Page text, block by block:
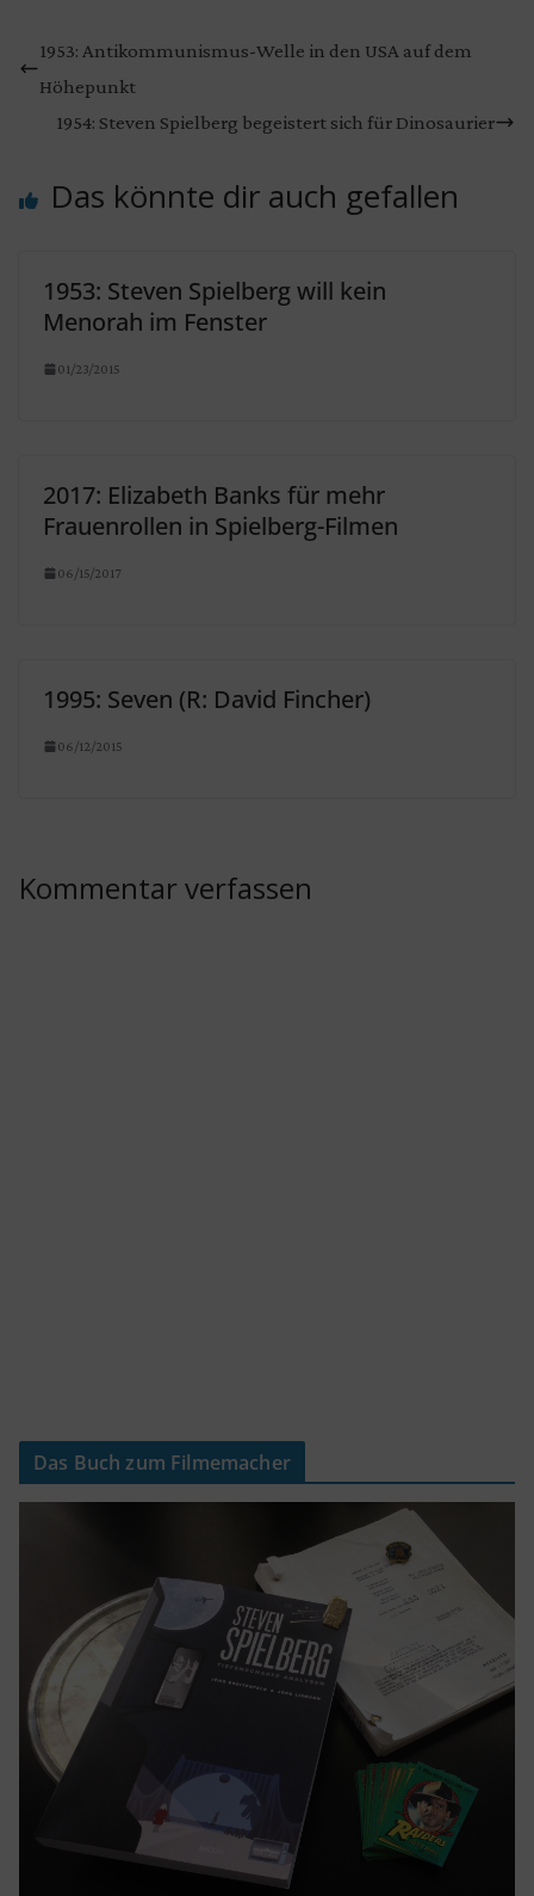
1953: Antikommunismus-Welle in den USA auf dem
Höhepunkt
1954: Steven Spielberg begeistert sich für Dinosaurier
Das könnte dir auch gefallen
1953: Steven Spielberg will kein
Menorah im Fenster
01/23/2015
2017: Elizabeth Banks für mehr
Frauenrollen in Spielberg-Filmen
06/15/2017
1995: Seven (R: David Fincher)
06/12/2015
Kommentar verfassen
Das Buch zum Filmemacher